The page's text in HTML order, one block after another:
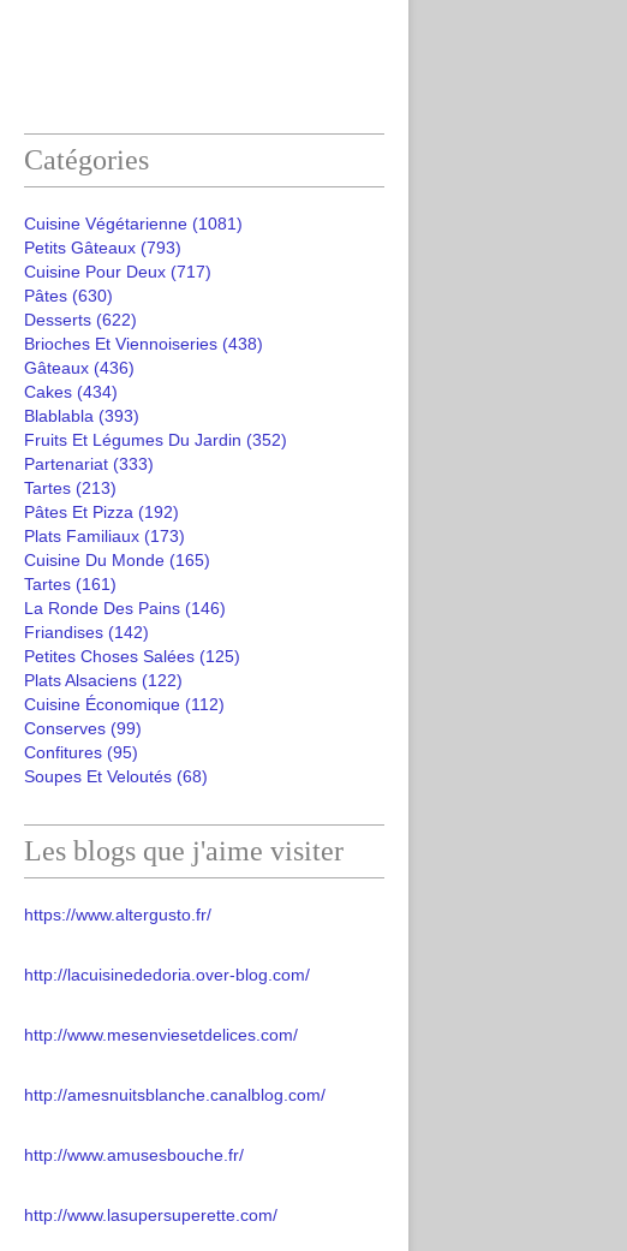
Catégories
Cuisine Végétarienne (1081)
Petits Gâteaux (793)
Cuisine Pour Deux (717)
Pâtes (630)
Desserts (622)
Brioches Et Viennoiseries (438)
Gâteaux (436)
Cakes (434)
Blablabla (393)
Fruits Et Légumes Du Jardin (352)
Partenariat (333)
Tartes (213)
Pâtes Et Pizza (192)
Plats Familiaux (173)
Cuisine Du Monde (165)
Tartes (161)
La Ronde Des Pains (146)
Friandises (142)
Petites Choses Salées (125)
Plats Alsaciens (122)
Cuisine Économique (112)
Conserves (99)
Confitures (95)
Soupes Et Veloutés (68)
Les blogs que j'aime visiter
https://www.altergusto.fr/
http://lacuisinededoria.over-blog.com/
http://www.mesenviesetdelices.com/
http://amesnuitsblanche.canalblog.com/
http://www.amusesbouche.fr/
http://www.lasupersuperette.com/